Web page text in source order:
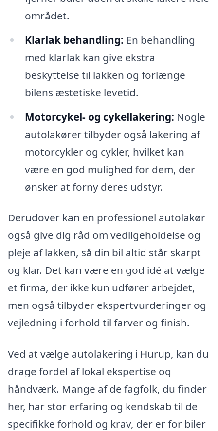
området.
Klarlak behandling: En behandling
med klarlak kan give ekstra
beskyttelse til lakken og forlænge
bilens æstetiske levetid.
Motorcykel- og cykellakering: Nogle
autolakører tilbyder også lakering af
motorcykler og cykler, hvilket kan
være en god mulighed for dem, der
ønsker at forny deres udstyr.
Derudover kan en professionel autolakør
også give dig råd om vedligeholdelse og
pleje af lakken, så din bil altid står skarpt
og klar. Det kan være en god idé at vælge
et firma, der ikke kun udfører arbejdet,
men også tilbyder ekspertvurderinger og
vejledning i forhold til farver og finish.
Ved at vælge autolakering i Hurup, kan du
drage fordel af lokal ekspertise og
håndværk. Mange af de fagfolk, du finder
her, har stor erfaring og kendskab til de
specifikke forhold og krav, der er for biler